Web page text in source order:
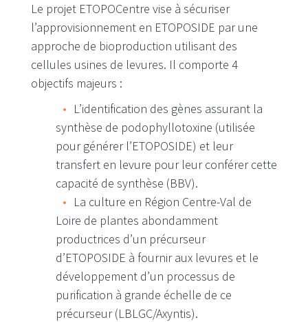
Le projet ETOPOCentre vise à sécuriser
l’approvisionnement en ETOPOSIDE par une
approche de bioproduction utilisant des
cellules usines de levures. Il comporte 4
objectifs majeurs :
L’identification des gènes assurant la
synthèse de podophyllotoxine (utilisée
pour générer l’ETOPOSIDE) et leur
transfert en levure pour leur conférer cette
capacité de synthèse (BBV).
La culture en Région Centre-Val de
Loire de plantes abondamment
productrices d’un précurseur
d’ETOPOSIDE à fournir aux levures et le
développement d’un processus de
purification à grande échelle de ce
précurseur (LBLGC/Axyntis).